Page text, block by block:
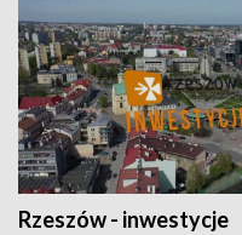
Rzeszów - inwestycje